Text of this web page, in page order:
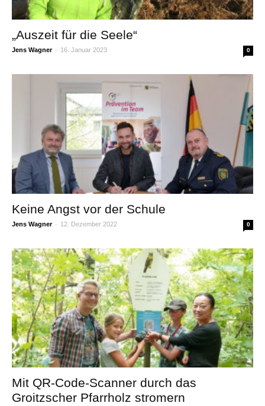
„Auszeit für die Seele“
Jens Wagner - 16. Januar 2023 0
Keine Angst vor der Schule
Jens Wagner - 12. Dezember 2022 0
Mit QR-Code-Scanner durch das
Groitzscher Pfarrholz stromern